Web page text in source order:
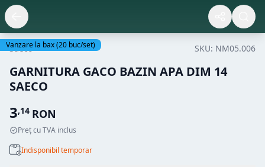
Vanzare la bax(20 buc/set)
Saeco SKU: NM05.006
GARNITURA GACO BAZIN APA DIM 14
SAECO
3,14 RON
Preț cu TVA inclus
Indisponibil temporar